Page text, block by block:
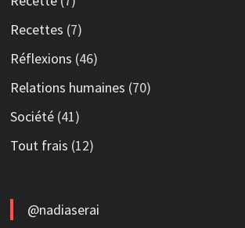
Recettes (7)
Réflexions (46)
Relations humaines (70)
Société(41)
Tout frais (12)
@nadiaserai